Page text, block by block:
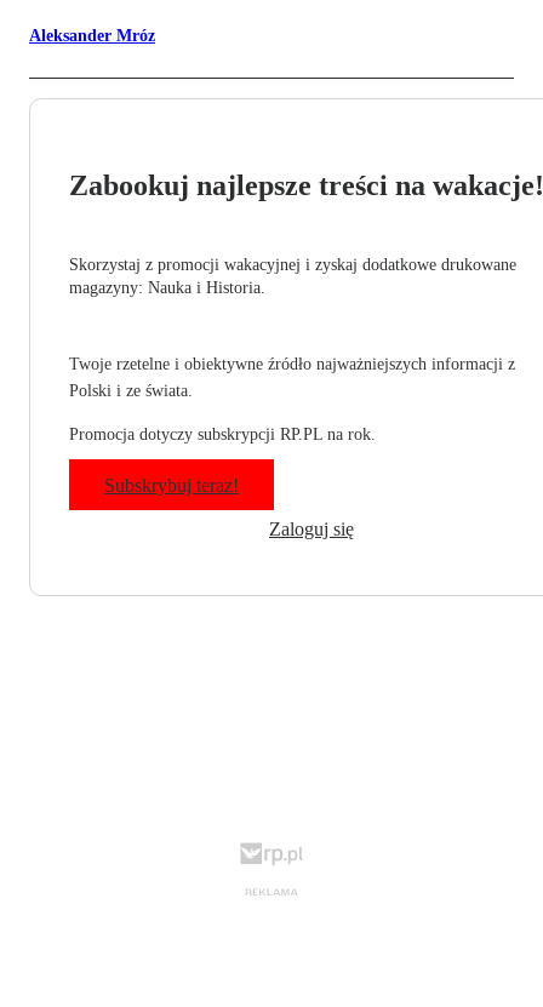
Aleksander Mróz
Zabookuj najlepsze treści na wakacje!
Skorzystaj z promocji wakacyjnej i zyskaj dodatkowe drukowane
magazyny: Nauka i Historia.
Twoje rzetelne i obiektywne źródło najważniejszych informacji z
Polski i ze świata.
Promocja dotyczy subskrypcji RP.PL na rok.
Subskrybuj teraz!
Zaloguj się